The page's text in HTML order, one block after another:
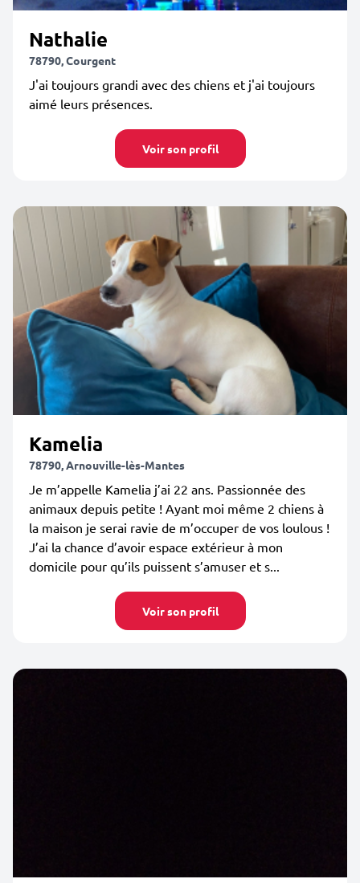
Nathalie
78790, Courgent
J'ai toujours grandi avec des chiens et j'ai toujours
aimé leurs présences.
Voir son profil
Kamelia
78790, Arnouville-lès-Mantes
Je m’appelle Kamelia j’ai 22 ans. Passionnée des
animaux depuis petite ! Ayant moi même 2 chiens à
la maison je serai ravie de m’occuper de vos loulous !
J’ai la chance d’avoir espace extérieur à mon
domicile pour qu’ils puissent s’amuser et s...
Voir son profil